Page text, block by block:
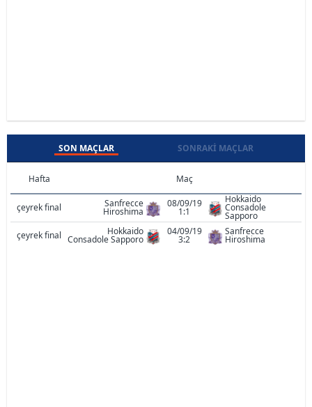
SON MAÇLAR SONRAKI MAÇLAR
Hafta Maç
çeyrek final Sanfrecce
Hiroshima
08/09/19
1:1
Hokkaido
Consadole
Sapporo
çeyrek final
Hokkaido
Consadole Sapporo
04/09/19
3:2
Sanfrecce
Hiroshima